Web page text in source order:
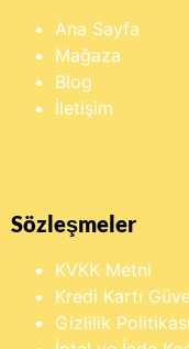
Ana Sayfa
Mağaza
Blog
İletişim
Sözleşmeler
KVKK Metni
Kredi Kartı
Gizlilik Politikası